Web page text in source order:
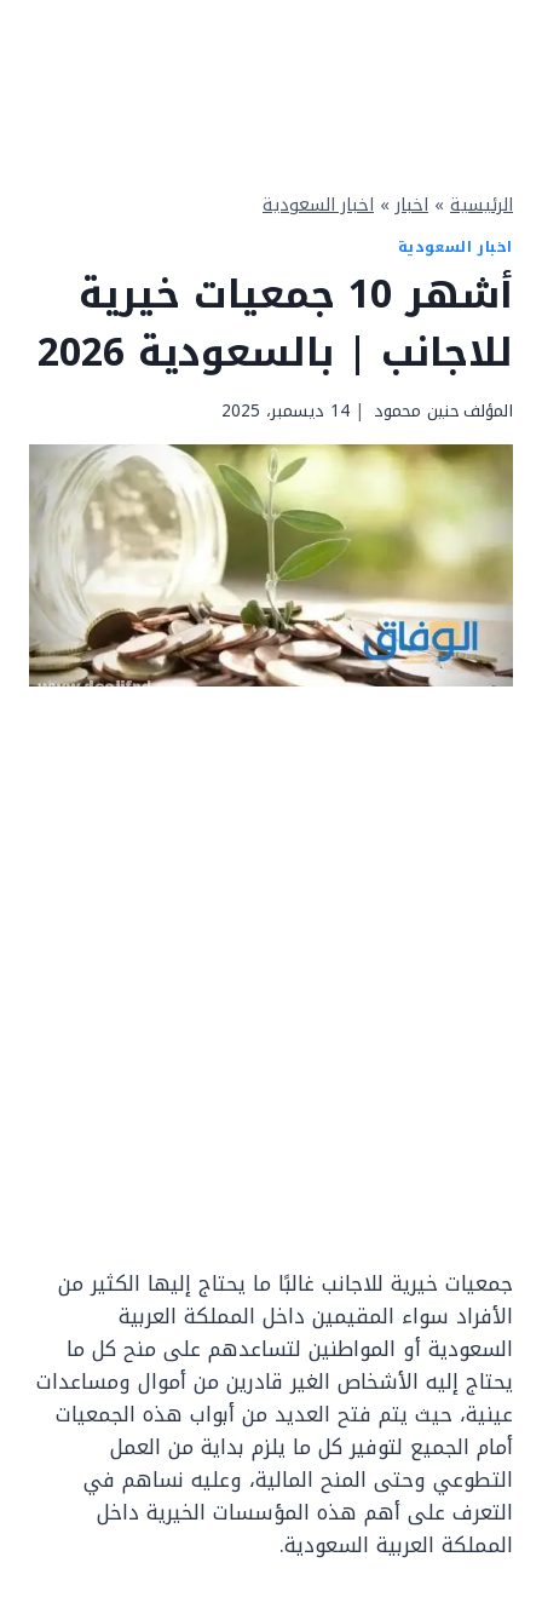
الرئيسية » اخبار » اخبار السعودية
اخبار السعودية
أشهر 10 جمعيات خيرية
للاجانب | بالسعودية 2026
المؤلفحنين محمود 14 ديسمبر، 2025
جمعيات خيرية للاجانب غالبًا ما يحتاج إليها الكثير من
الأفراد سواء المقيمين داخل المملكة العربية
السعودية أو المواطنين لتساعدهم على منح كل ما
يحتاج إليه الأشخاص الغير قادرين من أموال ومساعدات
عينية، حيث يتم فتح العديد من أبواب هذه الجمعيات
أمام الجميع لتوفير كل ما يلزم بداية من العمل
التطوعي وحتى المنح المالية، وعليه نساهم في
التعرف على أهم هذه المؤسسات الخيرية داخل
المملكة العربية السعودية.